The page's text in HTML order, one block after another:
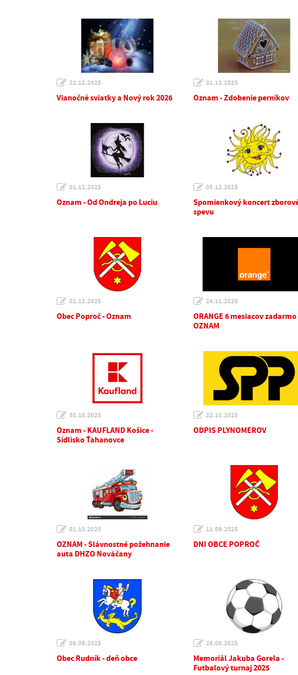
22.12.2025
Vianočné sviatky a Nový rok 2026
01.12.2025
Oznam - Zdobenie perníkov
01.12.2025
Oznam - Od Ondreja po Luciu
05.12.2025
Spomienkový koncert
spevu
02.12.2025
Obec Poproč - Oznam
24.11.2025
ORANGE 6 mesiacov zadarmo
OZNAM
30.10.2025
Oznam - KAUFLAND Košice -
Sídlisko Ťahanovce
22.10.2025
ODPIS PLYNOMEROV
01.10.2025
OZNAM - Slávnostné požehnanie
auta DHZO Nováčany
11.09.2025
DNI OBCE POPROČ
08.09.2025
Obec Rudník - deň obce
28.08.2025
Memoriál Jakuba Gorela -
Futbalový turnaj 2025